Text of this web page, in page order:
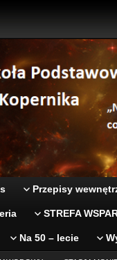
Przepisy
STREFA
Na 50 – lecie